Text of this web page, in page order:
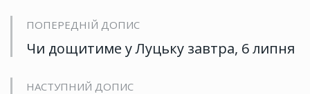
ПОПЕРЕДНІЙ ДОПИС
Чи дощитиме у Луцьку завтра, 6 липня
НАСТУПНИЙ ДОПИС